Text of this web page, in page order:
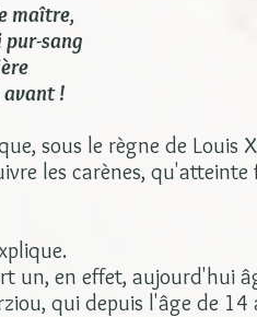
maître,
pur-sang
avant !
sous le règne de Louis
les carènes,
un, en effet, aujourd'hui
qui depuis l'âge de 14